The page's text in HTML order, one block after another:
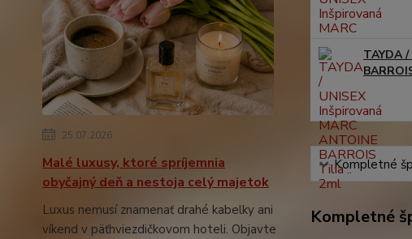
25.07.2026
Malé luxusy, ktoré spríjemnia
obyčajný deň a nestoja celý majetok
Luxus nemusí znamenať drahé kabelky ani
víkend v päťhviezdičkovom hoteli. Objavte
TAYDA
Kompletné
Kompletné